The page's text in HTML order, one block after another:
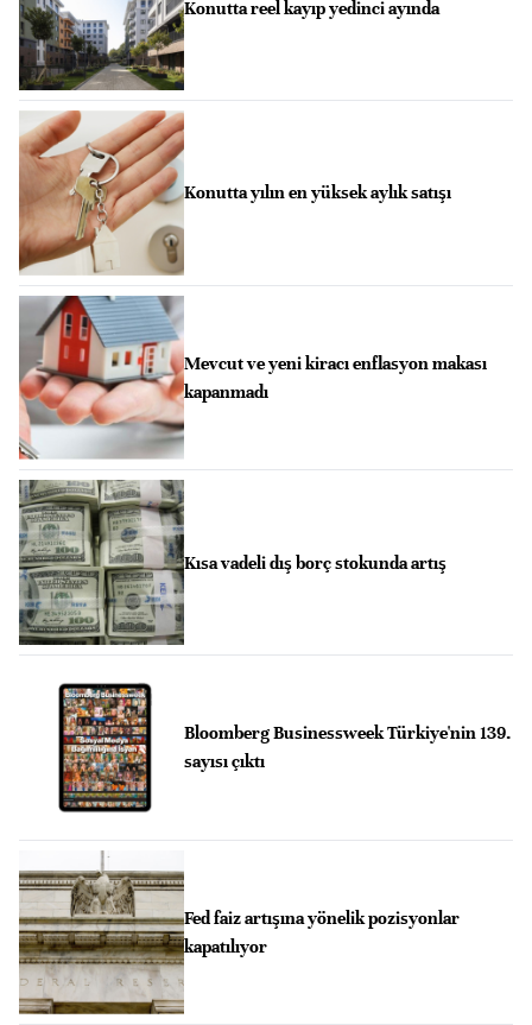
Konutta reel kayıp yedinci ayında
Konutta yılın en yüksek aylık satışı
Mevcut ve yeni kiracı enflasyon makası
kapanmadı
Kısa vadeli dış borç stokunda artış
Bloomberg Businessweek Türkiye'nin 139.
sayısı çıktı
Fed faiz artışına yönelik pozisyonlar
kapatılıyor